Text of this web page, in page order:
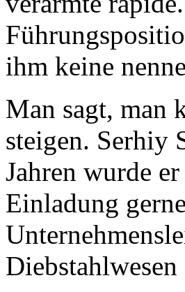
ihm keine
Man sagt, man
steigen. Serhiy
Jahren wurde
Einladung
Diebstahlwesen